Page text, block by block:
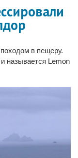
в пещеру.
называется Lemon